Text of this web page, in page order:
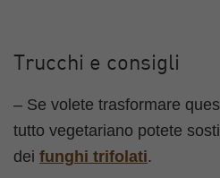
Trucchi e consigli
– Se volete trasformare
tutto vegetariano potete
dei funghi trifolati.